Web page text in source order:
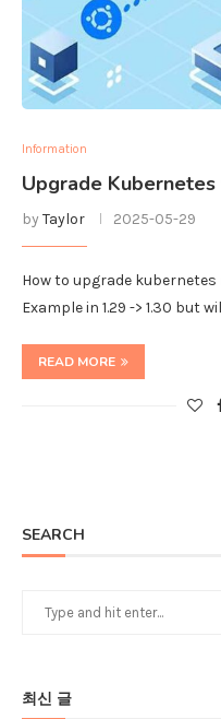
Information
Upgrade
by Taylor 2025-05-29
How to upgrade
Example in 1.29 -> 1.30 but
READ MORE
SEARCH
최신 글